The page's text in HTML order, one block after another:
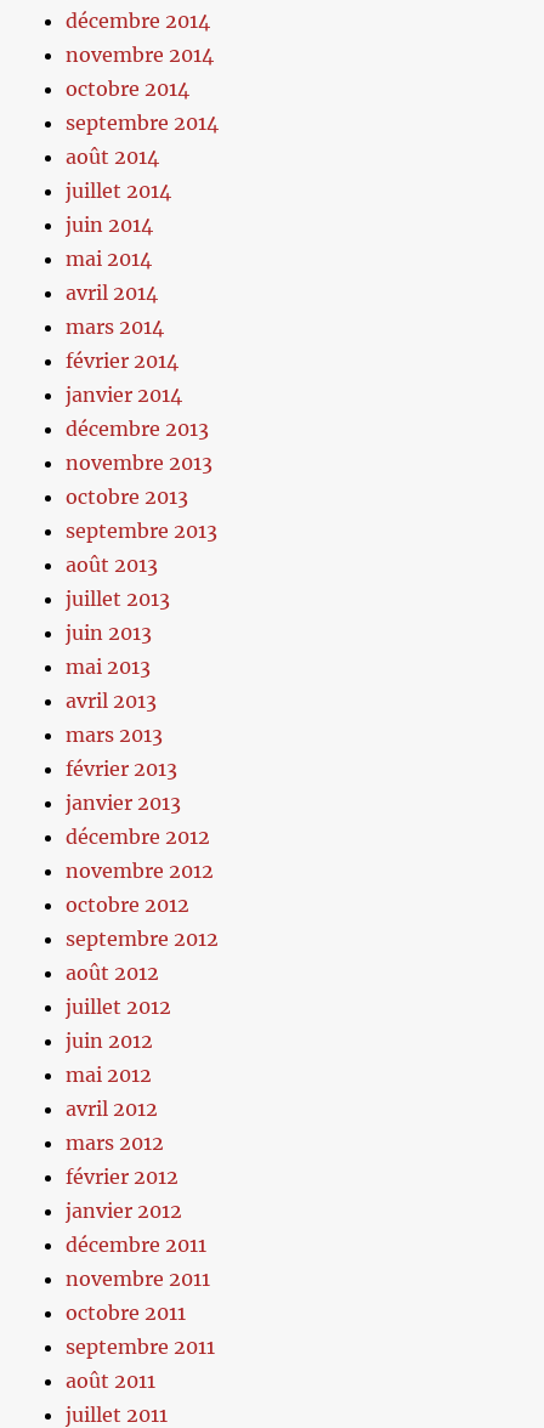
décembre 2014
novembre 2014
octobre 2014
septembre 2014
août 2014
juillet 2014
juin 2014
mai 2014
avril 2014
mars 2014
février 2014
janvier 2014
décembre 2013
novembre 2013
octobre 2013
septembre 2013
août 2013
juillet 2013
juin 2013
mai 2013
avril 2013
mars 2013
février 2013
janvier 2013
décembre 2012
novembre 2012
octobre 2012
septembre 2012
août 2012
juillet 2012
juin 2012
mai 2012
avril 2012
mars 2012
février 2012
janvier 2012
décembre 2011
novembre 2011
octobre 2011
septembre 2011
août 2011
juillet 2011